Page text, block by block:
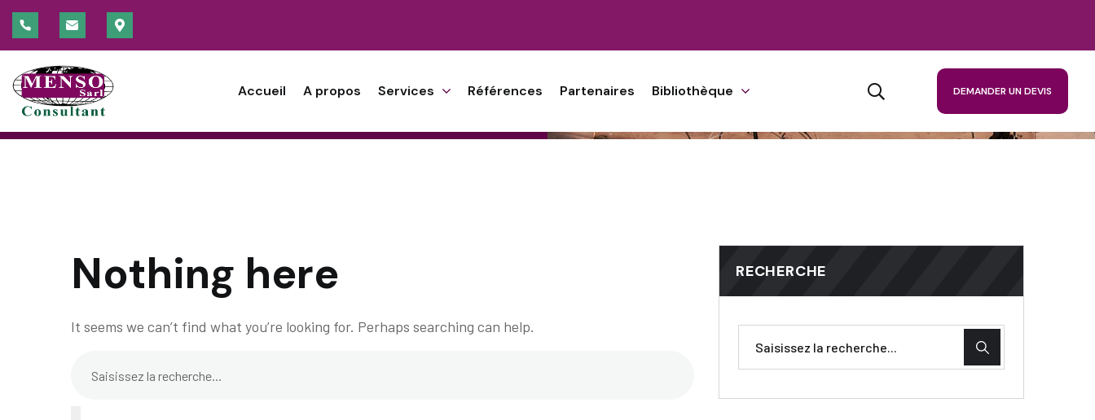
Accueil A propos Services Références Partenaires Bibliothèque DEMANDER UN DEVIS
Pre-Construction
ACCUEIL BLOG STANDARD PRE-CONSTRUCTION
Nothing here
It seems we can’t find what you’re looking for. Perhaps searching can help.
RECHERCHE